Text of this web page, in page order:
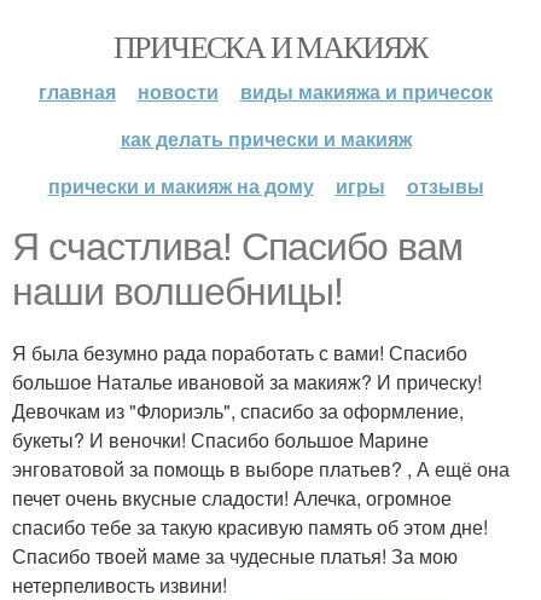
ПРИЧЕСКА И МАКИЯЖ
главная новости
виды макияжа и причесок
как делать прически и макияж
прически и макияж на дому
игры отзывы
Я счастлива! Спасибо вам
наши волшебницы!
Я была безумно рада поработать с вами! Спасибо
большое Наталье ивановой за макияж? И прическу!
Девочкам из "Флориэль", спасибо за оформление,
букеты? И веночки! Спасибо большое Марине
энговатовой за помощь в выборе платьев? , А ещё она
печет очень вкусные сладости! Алечка, огромное
спасибо тебе за такую красивую память об этом дне!
Спасибо твоей маме за чудесные платья! За мою
нетерпеливость извини!